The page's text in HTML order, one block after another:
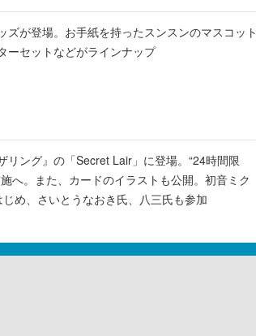
ズが登場。お手紙を持ったスンスンのマスコット
ーセットなどがラインナップ
リング』の「Secret Lair」に登場。“24時間限
へ。また、カードのイラストも公開。初音ミク
め、さいとうなおき氏、八三氏も参加